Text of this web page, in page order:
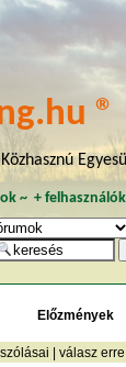
®
~ + felhasználók
Előzmények
| válasz erre